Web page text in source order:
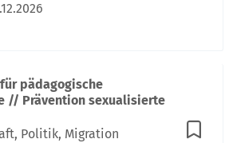
pädagogische
// Prävention sexualisierte
Politik, Migration